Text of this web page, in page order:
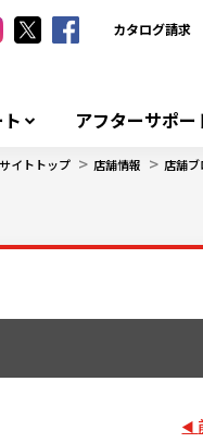
カタログ請求
アフターサポー
サイトトップ > 店舗情報 > 店舗